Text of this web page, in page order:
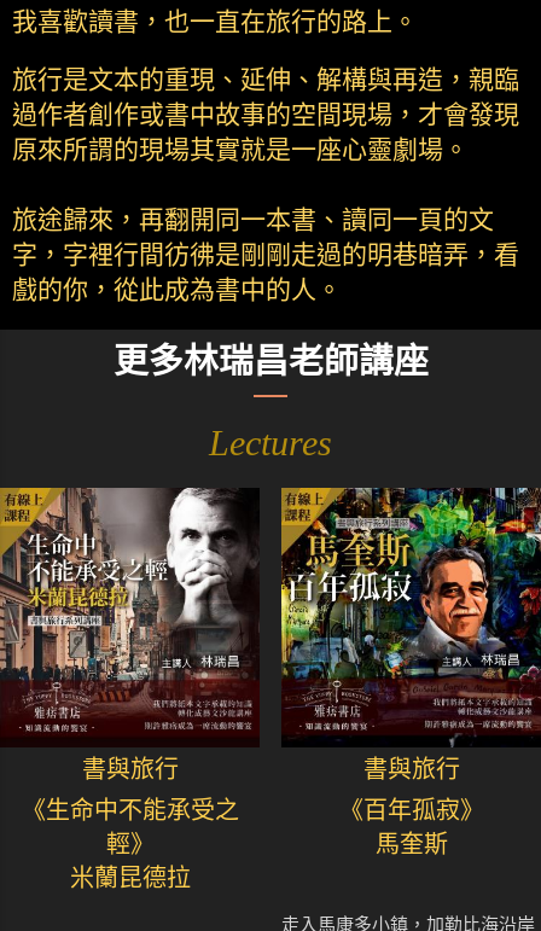
我喜歡讀書，也一直在旅行的路上。
旅行是文本的重現、延伸、解構與再造，親臨
過作者創作或書中故事的空間現場，才會發現
原來所謂的現場其實就是一座心靈劇場。
旅途歸來，再翻開同一本書、讀同一頁的文
字，字裡行間彷彿是剛剛走過的明巷暗弄，看
戲的你，從此成為書中的人。
更多林瑞昌老師講座
Lectures
書與旅行
《生命中不能承受之
輕》
米蘭昆德拉
書與旅行
《百年孤寂》
馬奎斯
走入馬康多小鎮，加勒比海沿岸